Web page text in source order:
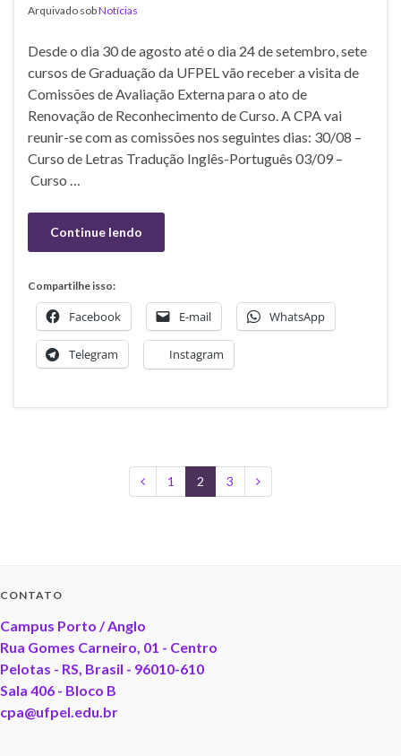
Arquivado sobNotícias
Desde o dia 30 de agosto até o dia 24 de setembro, sete
cursos de Graduação da UFPEL vão receber a visita de
Comissões de Avaliação Externa para o ato de
Renovação de Reconhecimento de Curso. A CPA vai
reunir-se com as comissões nos seguintes dias: 30/08 –
Curso de Letras Tradução Inglês-Português 03/09 –
Curso …
Continue lendo
Compartilhe isso:
Facebook E-mail WhatsApp
Telegram Instagram
1 2 3
CONTATO
Campus Porto / Anglo
Rua Gomes Carneiro, 01 - Centro
Pelotas - RS, Brasil - 96010-610
Sala 406 - Bloco B
cpa@ufpel.edu.br